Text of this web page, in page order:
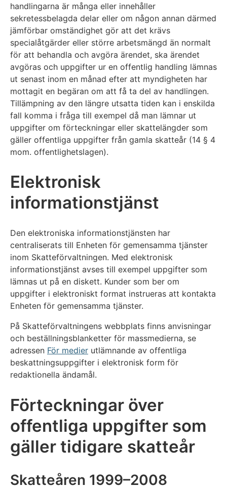
handlingarna är många eller innehåller
sekretessbelagda delar eller om någon annan därmed
jämförbar omständighet gör att det krävs
specialåtgärder eller större arbetsmängd än normalt
för att behandla och avgöra ärendet, ska ärendet
avgöras och uppgifter ur en offentlig handling lämnas
ut senast inom en månad efter att myndigheten har
mottagit en begäran om att få ta del av handlingen.
Tillämpning av den längre utsatta tiden kan i enskilda
fall komma i fråga till exempel då man lämnar ut
uppgifter om förteckningar eller skattelängder som
gäller offentliga uppgifter från gamla skatteår (14 § 4
mom. offentlighetslagen).
Elektronisk
informationstjänst
Den elektroniska informationstjänsten har
centraliserats till Enheten för gemensamma tjänster
inom Skatteförvaltningen. Med elektronisk
informationstjänst avses till exempel uppgifter som
lämnas ut på en diskett. Kunder som ber om
uppgifter i elektroniskt format instrueras att kontakta
Enheten för gemensamma tjänster.
På Skatteförvaltningens webbplats finns anvisningar
och beställningsblanketter för massmedierna, se
adressen För medier utlämnande av offentliga
beskattningsuppgifter i elektronisk form för
redaktionella ändamål.
Förteckningar över
offentliga uppgifter som
gäller tidigare skatteår
Skatteåren 1999–2008